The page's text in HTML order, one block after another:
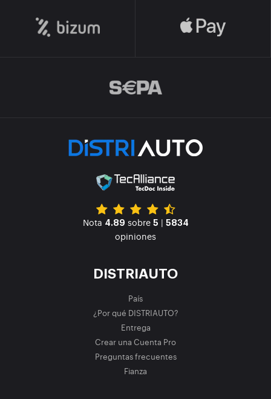
Nota 4.89 sobre 5 | 5834
opiniones
DISTRIAUTO
País
¿Por qué DISTRIAUTO?
Entrega
Crear una Cuenta Pro
Preguntas frecuentes
Fianza